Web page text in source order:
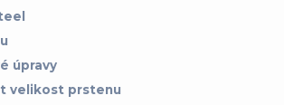
úpravy
velikost prstenu